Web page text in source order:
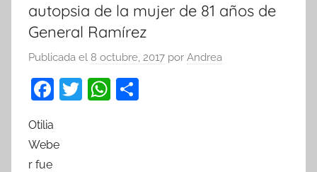
autopsia de la mujer de 81 años de
General Ramírez
Publicada el 8 octubre, 2017 por Andrea
F
e
T
W
Otilia
Webe
r fue